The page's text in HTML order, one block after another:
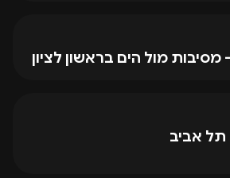
מסיבות מול הים בראשון לציון